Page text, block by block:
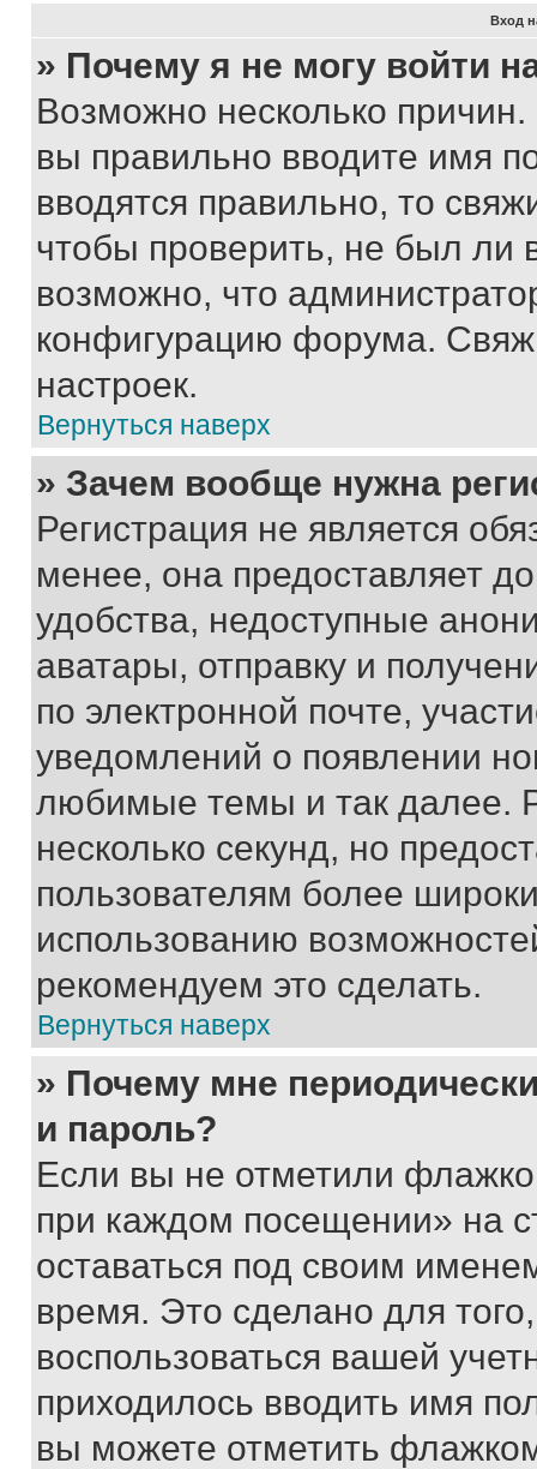
Вход
» Почему я не могу войти
Возможно несколько
вы правильно вводите имя
вводятся правильно, то
чтобы проверить, не был ли
возможно, что
конфигурацию форума.
настроек.
Вернуться наверх
» Зачем вообще нужна
Регистрация не является
менее, она предоставляет
удобства, недоступные
аватары, отправку и
по электронной почте,
уведомлений о появлении
любимые темы и так далее.
несколько секунд, но
пользователям более
использованию
рекомендуем это сделать.
Вернуться наверх
» Почему мне
и пароль?
Если вы не отметили
при каждом посещении» на
оставаться под своим
время. Это сделано для
воспользоваться вашей
приходилось вводить имя
вы можете отметить